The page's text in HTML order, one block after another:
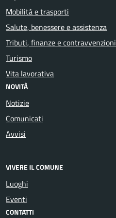
Mobilità e trasporti
Salute, benessere e assistenza
Tributi, finanze e contravvenzioni
Turismo
Vita lavorativa
NOVITÀ
Notizie
Comunicati
Avvisi
VIVERE IL COMUNE
Luoghi
Eventi
CONTATTI